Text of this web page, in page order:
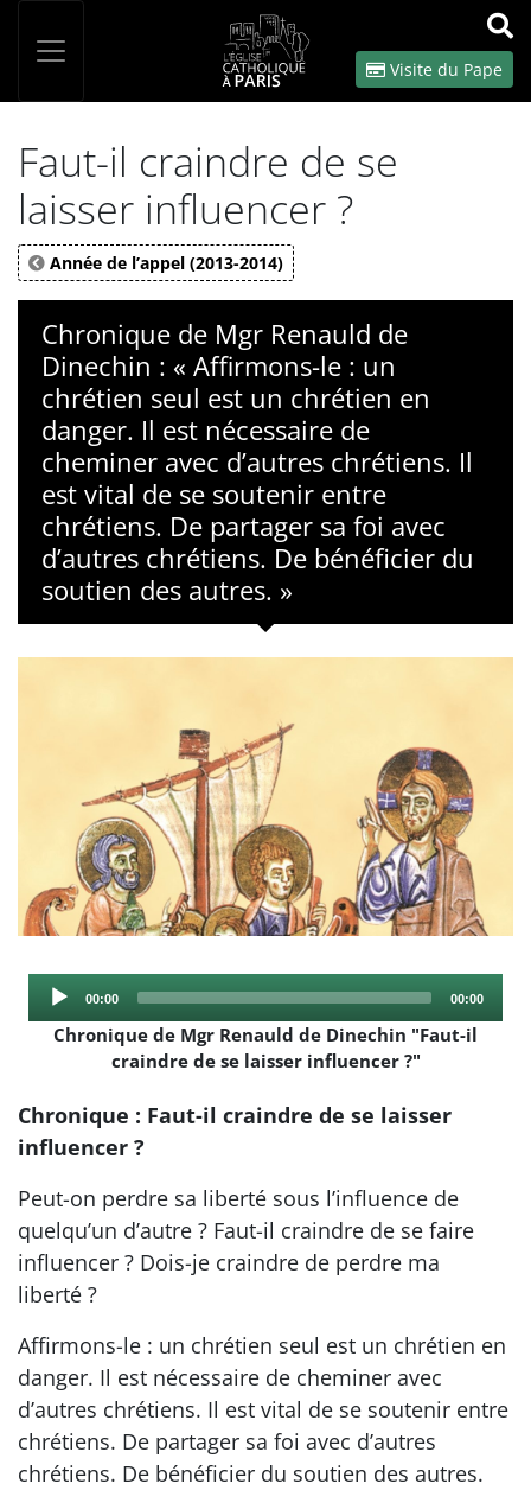
OK
Visite du Pape
Faut-il craindre de se
laisser influencer ?
Année de l’appel (2013-2014)
Chronique de Mgr Renauld de
Dinechin : « Affirmons-le : un
chrétien seul est un chrétien en
danger. Il est nécessaire de
cheminer avec d’autres chrétiens. Il
est vital de se soutenir entre
chrétiens. De partager sa foi avec
d’autres chrétiens. De bénéficier du
soutien des autres. »
Player
Current
00:00
Total
00:00
Chronique de Mgr Renauld de Dinechin "Faut-il
craindre de se laisser influencer ?"
Chronique : Faut-il craindre de se laisser
influencer ?
Peut-on perdre sa liberté sous l’influence de
quelqu’un d’autre ? Faut-il craindre de se faire
influencer ? Dois-je craindre de perdre ma
liberté ?
Affirmons-le : un chrétien seul est un chrétien en
danger. Il est nécessaire de cheminer avec
d’autres chrétiens. Il est vital de se soutenir entre
chrétiens. De partager sa foi avec d’autres
chrétiens. De bénéficier du soutien des autres.
Panneau de gestion des cookies